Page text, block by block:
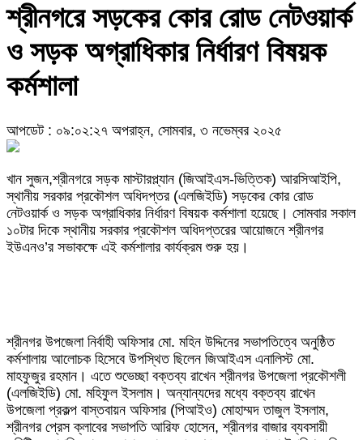
শ্রীনগরে সড়কের কোর রোড নেটওয়ার্ক
ও সড়ক অগ্রাধিকার নির্ধারণ বিষয়ক
কর্মশালা
আপডেট : ০৯:০২:২৭ অপরাহ্ন, সোমবার, ৩ নভেম্বর ২০২৫
খান সুজন,শ্রীনগরে সড়ক মাস্টারপ্ল্যান (জিআইএস-ভিত্তিক) আরসিআইপি,
স্থানীয় সরকার প্রকৌশল অধিদপ্তর (এলজিইডি) সড়কের কোর রোড
নেটওয়ার্ক ও সড়ক অগ্রাধিকার নির্ধারণ বিষয়ক কর্মশালা হয়েছে। সোমবার সকাল
১০টার দিকে স্থানীয় সরকার প্রকৌশল অধিদপ্তরের আয়োজনে শ্রীনগর
ইউএনও’র সভাকক্ষে এই কর্মশালার কার্যক্রম শুরু হয়।
শ্রীনগর উপজেলা নির্বাহী অফিসার মো. মহিন উদ্দিনের সভাপতিত্বে অনুষ্ঠিত
কর্মশালায় আলোচক হিসেবে উপস্থিত ছিলেন জিআইএস এনালিস্ট মো.
মাহফুজুর রহমান। এতে শুভেচ্ছা বক্তব্য রাখেন শ্রীনগর উপজেলা প্রকৌশলী
(এলজিইডি) মো. মহিফুল ইসলাম। অন্যান্যদের মধ্যে বক্তব্য রাখেন
উপজেলা প্রকল্প বাস্তবায়ন অফিসার (পিআইও) মোহাম্মদ তাজুল ইসলাম,
শ্রীনগর প্রেস ক্লাবের সভাপতি আরিফ হোসেন, শ্রীনগর বাজার ব্যবসায়ী